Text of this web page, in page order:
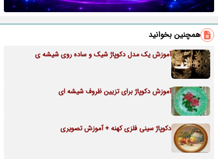
همچنین بخوانید
آموزش یک مدل دکوپاژ شیک و ساده روی شیشه ی
آموزش دکوپاژ برای تزیین ظروف شیشه ای
دکوپاژ سینی فلزی کهنه + آموزش تصویری